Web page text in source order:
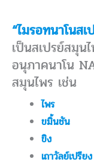
“ไมรอทนาโน
เป็นสเปรย์สมุน
อนุภาคนาโน
สมุนไพร เช่น
ไพร
ขมิ้นชัน
ขิง
เถาวัลย์เปรียง